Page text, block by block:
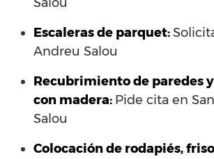
Escaleras de parquet:
Andreu Salou
Recubrimiento de paredes
con madera: Pide cita en
Salou
Colocación de rodapiés,